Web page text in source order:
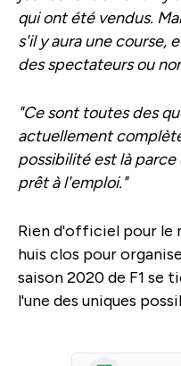
qui ont été vendus.
s'il y aura une course,
des spectateurs ou
"Ce sont toutes des
actuellement
possibilité est là parce
prêt à l'emploi."
Rien d'officiel pour le
huis clos pour
saison 2020 de F1 se
l'une des uniques